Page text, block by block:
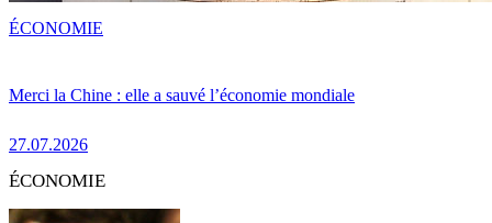
Merci la Chine : elle a sauvé l’économie mondiale
27.07.2026
ÉCONOMIE
ÉCONOMIE